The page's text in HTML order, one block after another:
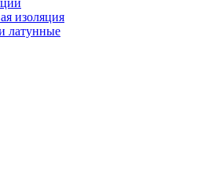
изоляция
латунные